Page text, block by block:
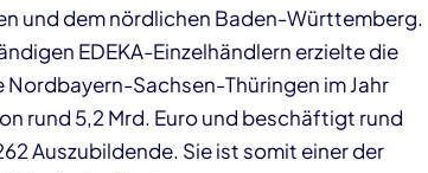
und dem nördlichen Baden-Württemberg.
EDEKA-Einzelhändlern erzielte die
Nordbayern-Sachsen-Thüringen im Jahr
rund 5,2 Mrd. Euro und beschäftigt rund
Auszubildende. Sie ist somit einer der